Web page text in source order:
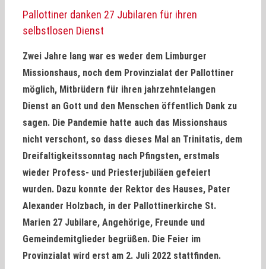
Pallottiner danken 27 Jubilaren für ihren
selbstlosen Dienst
Zwei Jahre lang war es weder dem Limburger
Missionshaus, noch dem Provinzialat der Pallottiner
möglich, Mitbrüdern für ihren jahrzehntelangen
Dienst an Gott und den Menschen öffentlich Dank zu
sagen. Die Pandemie hatte auch das Missionshaus
nicht verschont, so dass dieses Mal an Trinitatis, dem
Dreifaltigkeitssonntag nach Pfingsten, erstmals
wieder Profess- und Priesterjubiläen gefeiert
wurden. Dazu konnte der Rektor des Hauses, Pater
Alexander Holzbach, in der Pallottinerkirche St.
Marien 27 Jubilare, Angehörige, Freunde und
Gemeindemitglieder begrüßen. Die Feier im
Provinzialat wird erst am 2. Juli 2022 stattfinden.